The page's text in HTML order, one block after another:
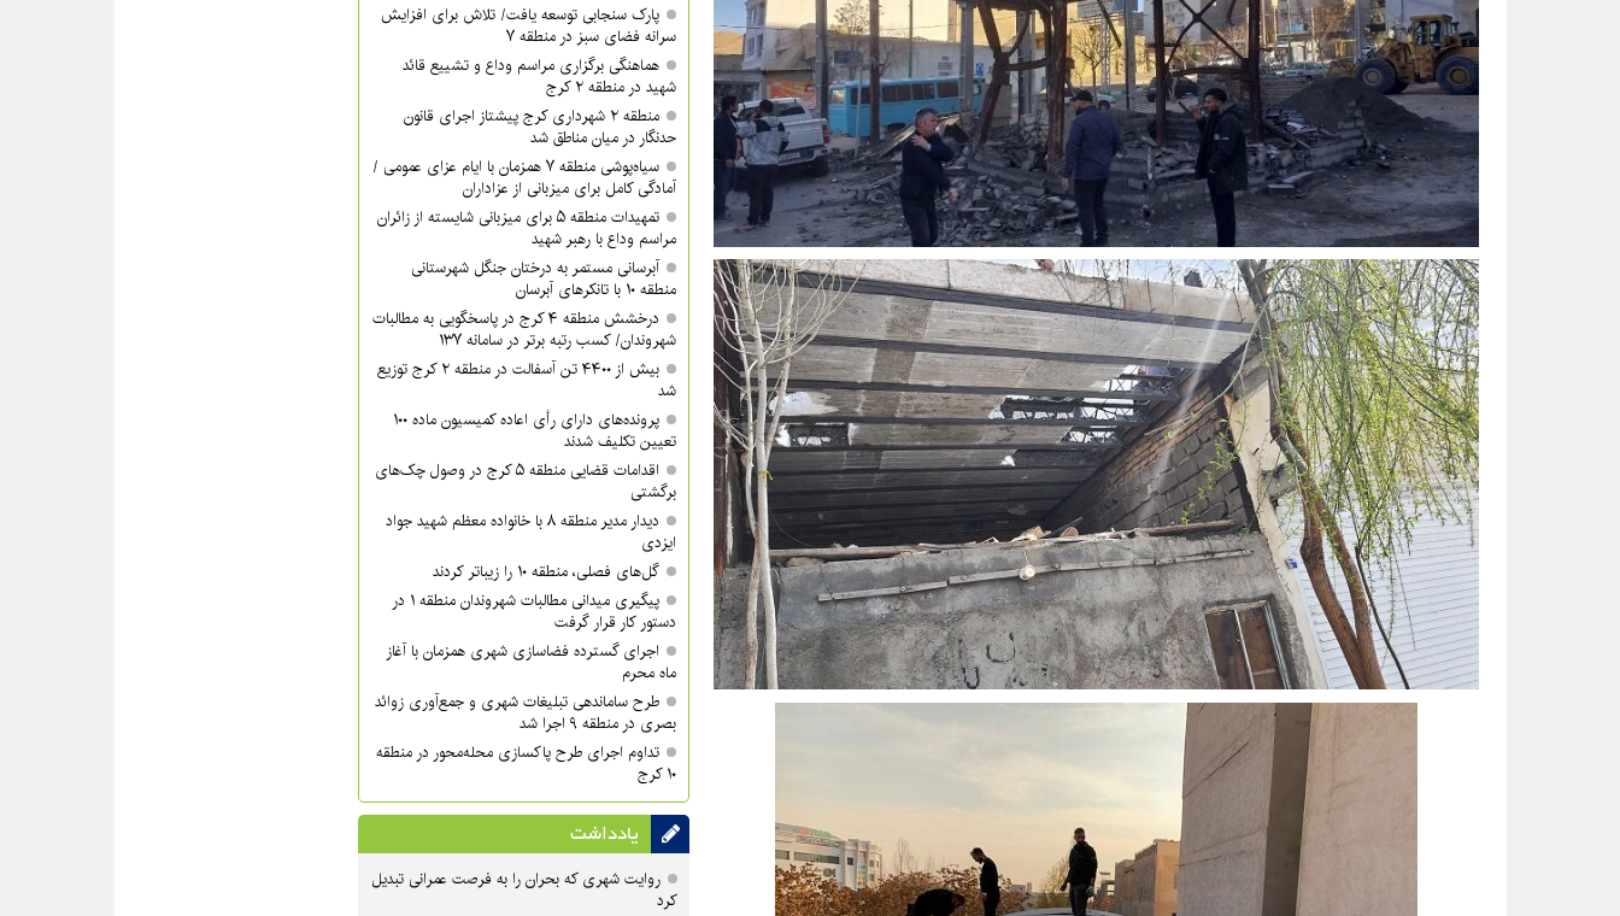
پارک سنجابی توسعه یافت/ تلاش برای افزایش
سرانه فضای سبز در منطقه ۷
هماهنگی برگزاری مراسم وداع و تشییع قائد
شهید در منطقه ۲ کرج
منطقه ۲ شهرداری کرج پیشتاز اجرای قانون
حدنگار در میان مناطق شد
سیاه‌پوشی منطقه ۷ همزمان با ایام عزای عمومی /
آمادگی کامل برای میزبانی از عزاداران
تمهیدات منطقه ۵ برای میزبانی شایسته از زائران
مراسم وداع با رهبر شهید
آبرسانی مستمر به درختان جنگل شهرستانی
منطقه ۱۰ با تانکرهای آبرسان
درخشش منطقه ۴ کرج در پاسخگویی به مطالبات
شهروندان/ کسب رتبه برتر در سامانه ۱۳۷
بیش از ۴۴۰۰ تن آسفالت در منطقه ۲ کرج توزیع
شد
پرونده‌های دارای رأی اعاده کمیسیون ماده ۱۰۰
تعیین تکلیف شدند
اقدامات قضایی منطقه ۵ کرج در وصول چک‌های
برگشتی
دیدار مدیر منطقه ۸ با خانواده معظم شهید جواد
ایزدی
گل‌های فصلی، منطقه ۱۰ را زیباتر کردند
پیگیری میدانی مطالبات شهروندان منطقه ۱ در
دستور کار قرار گرفت
اجرای گسترده فضاسازی شهری همزمان با آغاز
ماه محرم
طرح ساماندهی تبلیغات شهری و جمع‌آوری زوائد
بصری در منطقه ۹ اجرا شد
تداوم اجرای طرح پاکسازی محله‌محور در منطقه
۱۰ کرج
یادداشت
روایت شهری که بحران را به فرصت عمرانی تبدیل
کرد